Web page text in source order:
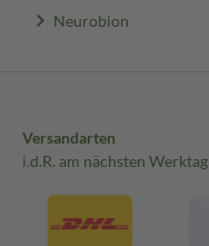
Neurobion
Versandarten
i.d.R. am nächsten Werktag